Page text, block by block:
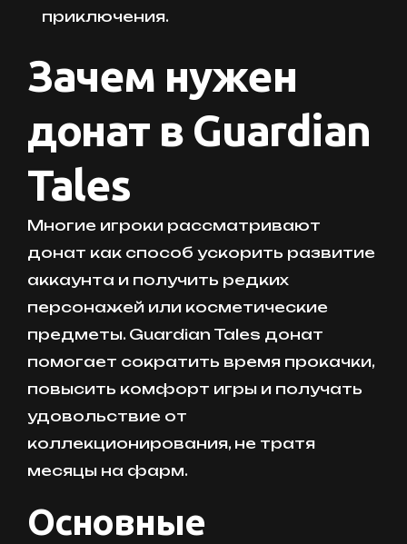
приключения.
Зачем нужен
донат в Guardian
Tales
Многие игроки рассматривают
донат как способ ускорить развитие
аккаунта и получить редких
персонажей или косметические
предметы. Guardian Tales донат
помогает сократить время прокачки,
повысить комфорт игры и получать
удовольствие от
коллекционирования, не тратя
месяцы на фарм.
Основные